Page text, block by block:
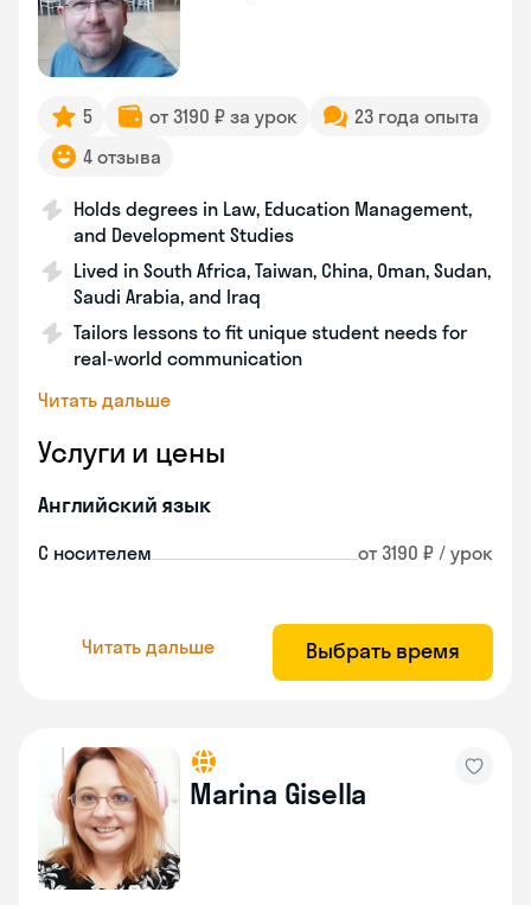
5 от 3190 ₽ за урок
23 года опыта
4 отзыва
Holds degrees in Law, Education Management,
and Development Studies
Lived in South Africa, Taiwan, China, Oman, Sudan,
Saudi Arabia, and Iraq
Tailors lessons to fit unique student needs for
real-world communication
Читать дальше
Услуги и цены
Английский язык
С носителем от 3190 ₽ / урок
Читать дальше Выбрать время
Marina Gisella